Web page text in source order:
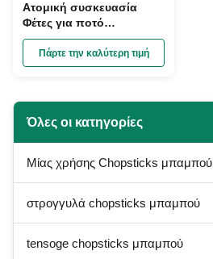
Ατομική συσκευασία
Φέτες για ποτό
Ξαναχρησιμοποιήσιμες
πολύχρωμες
Προσαρμοσμένες ύλες
Πάρτε την καλύτερη τιμή
Όλες οι κατηγορίες
Μίας χρήσης Chopsticks μπαμπού
στρογγυλά chopsticks μπαμπού
tensoge chopsticks μπαμπού